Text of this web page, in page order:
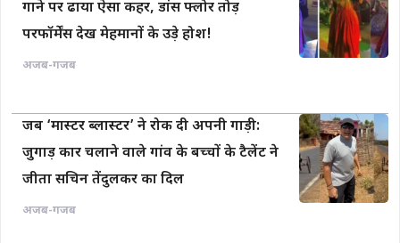
गाने पर ढाया ऐसा कहर, डांस फ्लोर तोड़
परफॉर्मेंस देख मेहमानों के उड़े होश!
अजब-गजब
जब ‘मास्टर ब्लास्टर’ ने रोक दी अपनी गाड़ी:
जुगाड़ कार चलाने वाले गांव के बच्चों के टैलेंट ने
जीता सचिन तेंदुलकर का दिल
अजब-गजब